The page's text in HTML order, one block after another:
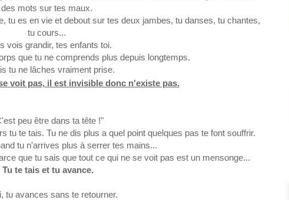
des mots sur tes maux.
tu es en vie et debout sur tes deux jambes, tu danses, tu chantes,
tu cours...
vois grandir, tes enfants toi.
que tu ne comprends plus depuis longtemps.
tu ne lâches vraiment prise.
voit pas, il est invisible donc n'existe pas.
peu être dans ta tête !"
tu te tais. Tu ne dis plus a quel point quelques pas te font souffrir.
tu n'arrives plus à serrer tes mains...
que tu sais que tout ce qui ne se voit pas est un mensonge...
Tu te tais et tu avance.
tu avances sans te retourner.